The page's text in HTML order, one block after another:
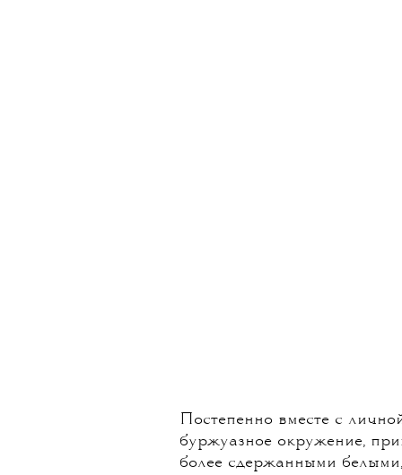
Постепенно вместе с
буржуазное окружение,
более сдержанными